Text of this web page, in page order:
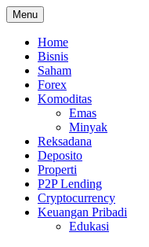
Menu
Home
Bisnis
Saham
Forex
Komoditas
Emas
Minyak
Reksadana
Deposito
Properti
P2P Lending
Cryptocurrency
Keuangan Pribadi
Edukasi